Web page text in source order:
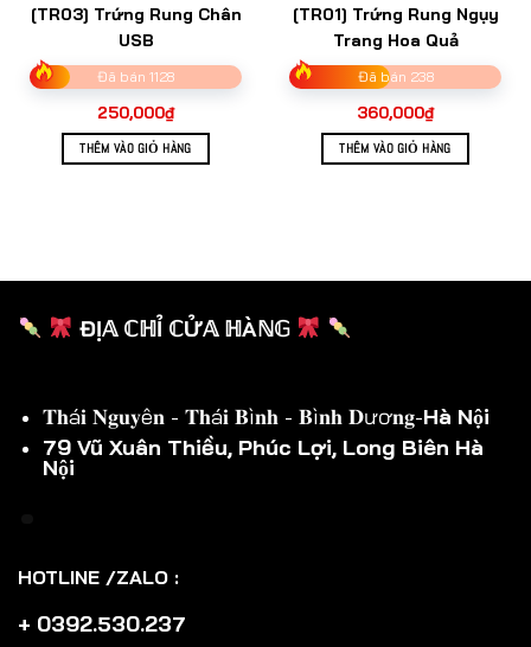
[TR03] Trứng Rung Chân
USB
Đã bán 1128
250,000₫
THÊM VÀO GIỎ HÀNG
[TR01] Trứng Rung Ngụy
Trang Hoa Quả
Đã bán 238
360,000₫
THÊM VÀO GIỎ HÀNG
ĐỊ𝔸 ℂℍỈ ℂỬ𝔸 ℍÀℕ𝔾
𝐓𝐡á𝐢 𝐍𝐠𝐮𝐲ê𝐧 - 𝐓𝐡á𝐢 𝐁ì𝐧𝐡 - 𝐁ì𝐧𝐡 𝐃ươ𝐧𝐠-Hà Nội
79 Vũ Xuân Thiều, Phúc Lợi, Long Biên Hà
Nội
HOTLINE /ZALO :
+ 0392.530.237